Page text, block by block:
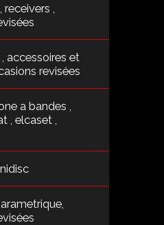
,
accessoires et
revisées
a bandes ,
, elcaset ,